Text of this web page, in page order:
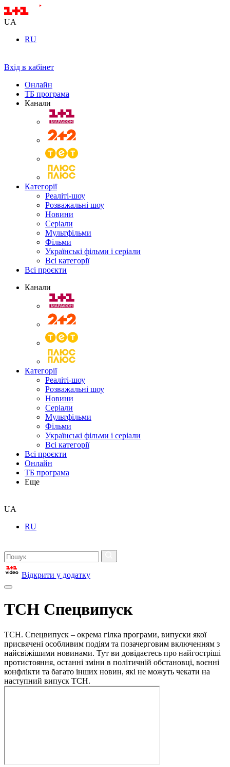
UA
RU
Вхід в кабінет
Онлайн
ТБ програма
Канали
Категорії
Реаліті-шоу
Розважальні шоу
Новини
Серіали
Мультфільми
Фільми
Українські фільми і серіали
Всі категорії
Всі проєкти
Канали
Категорії
Реаліті-шоу
Розважальні шоу
Новини
Серіали
Мультфільми
Фільми
Українські фільми і серіали
Всі категорії
Всі проєкти
Онлайн
ТБ програма
Еще
UA
RU
Відкрити у додатку
ТСН Спецвипуск
ТСН. Спецвипуск – окрема гілка програми, випуски якої
присвячені особливим подіям та позачерговим включенням з
найсвіжішими новинами. Тут ви довідаєтесь про найгостріші
протистояння, останні зміни в політичній обстановці, воєнні
конфлікти та багато інших новин, які не можуть чекати на
наступний випуск ТСН.